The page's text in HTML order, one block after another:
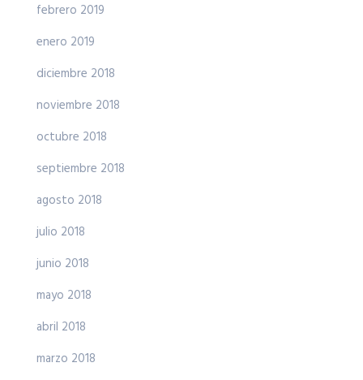
febrero 2019
enero 2019
diciembre 2018
noviembre 2018
octubre 2018
septiembre 2018
agosto 2018
julio 2018
junio 2018
mayo 2018
abril 2018
marzo 2018